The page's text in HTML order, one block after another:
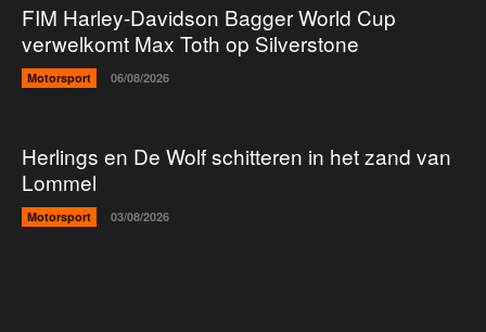
FIM Harley-Davidson Bagger World Cup
verwelkomt Max Toth op Silverstone
Motorsport 06/08/2026
Herlings en De Wolf schitteren in het zand van
Lommel
Motorsport 03/08/2026